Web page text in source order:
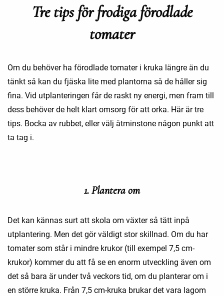
Tre tips för frodiga förodlade
tomater
Om du behöver ha förodlade tomater i kruka längre än du
tänkt så kan du fjäska lite med plantorna så de håller sig
fina. Vid utplanteringen får de raskt ny energi, men fram till
dess behöver de helt klart omsorg för att orka. Här är tre
tips. Bocka av rubbet, eller välj åtminstone någon punkt att
ta tag i.
1. Plantera om
Det kan kännas surt att skola om växter så tätt inpå
utplantering. Men det gör väldigt stor skillnad. Om du har
tomater som står i mindre krukor (till exempel 7,5 cm-
krukor) kommer du att få se en enorm utveckling även om
det så bara är under två veckors tid, om du planterar om i
en större kruka. Från 7,5 cm-kruka brukar det vara lagom